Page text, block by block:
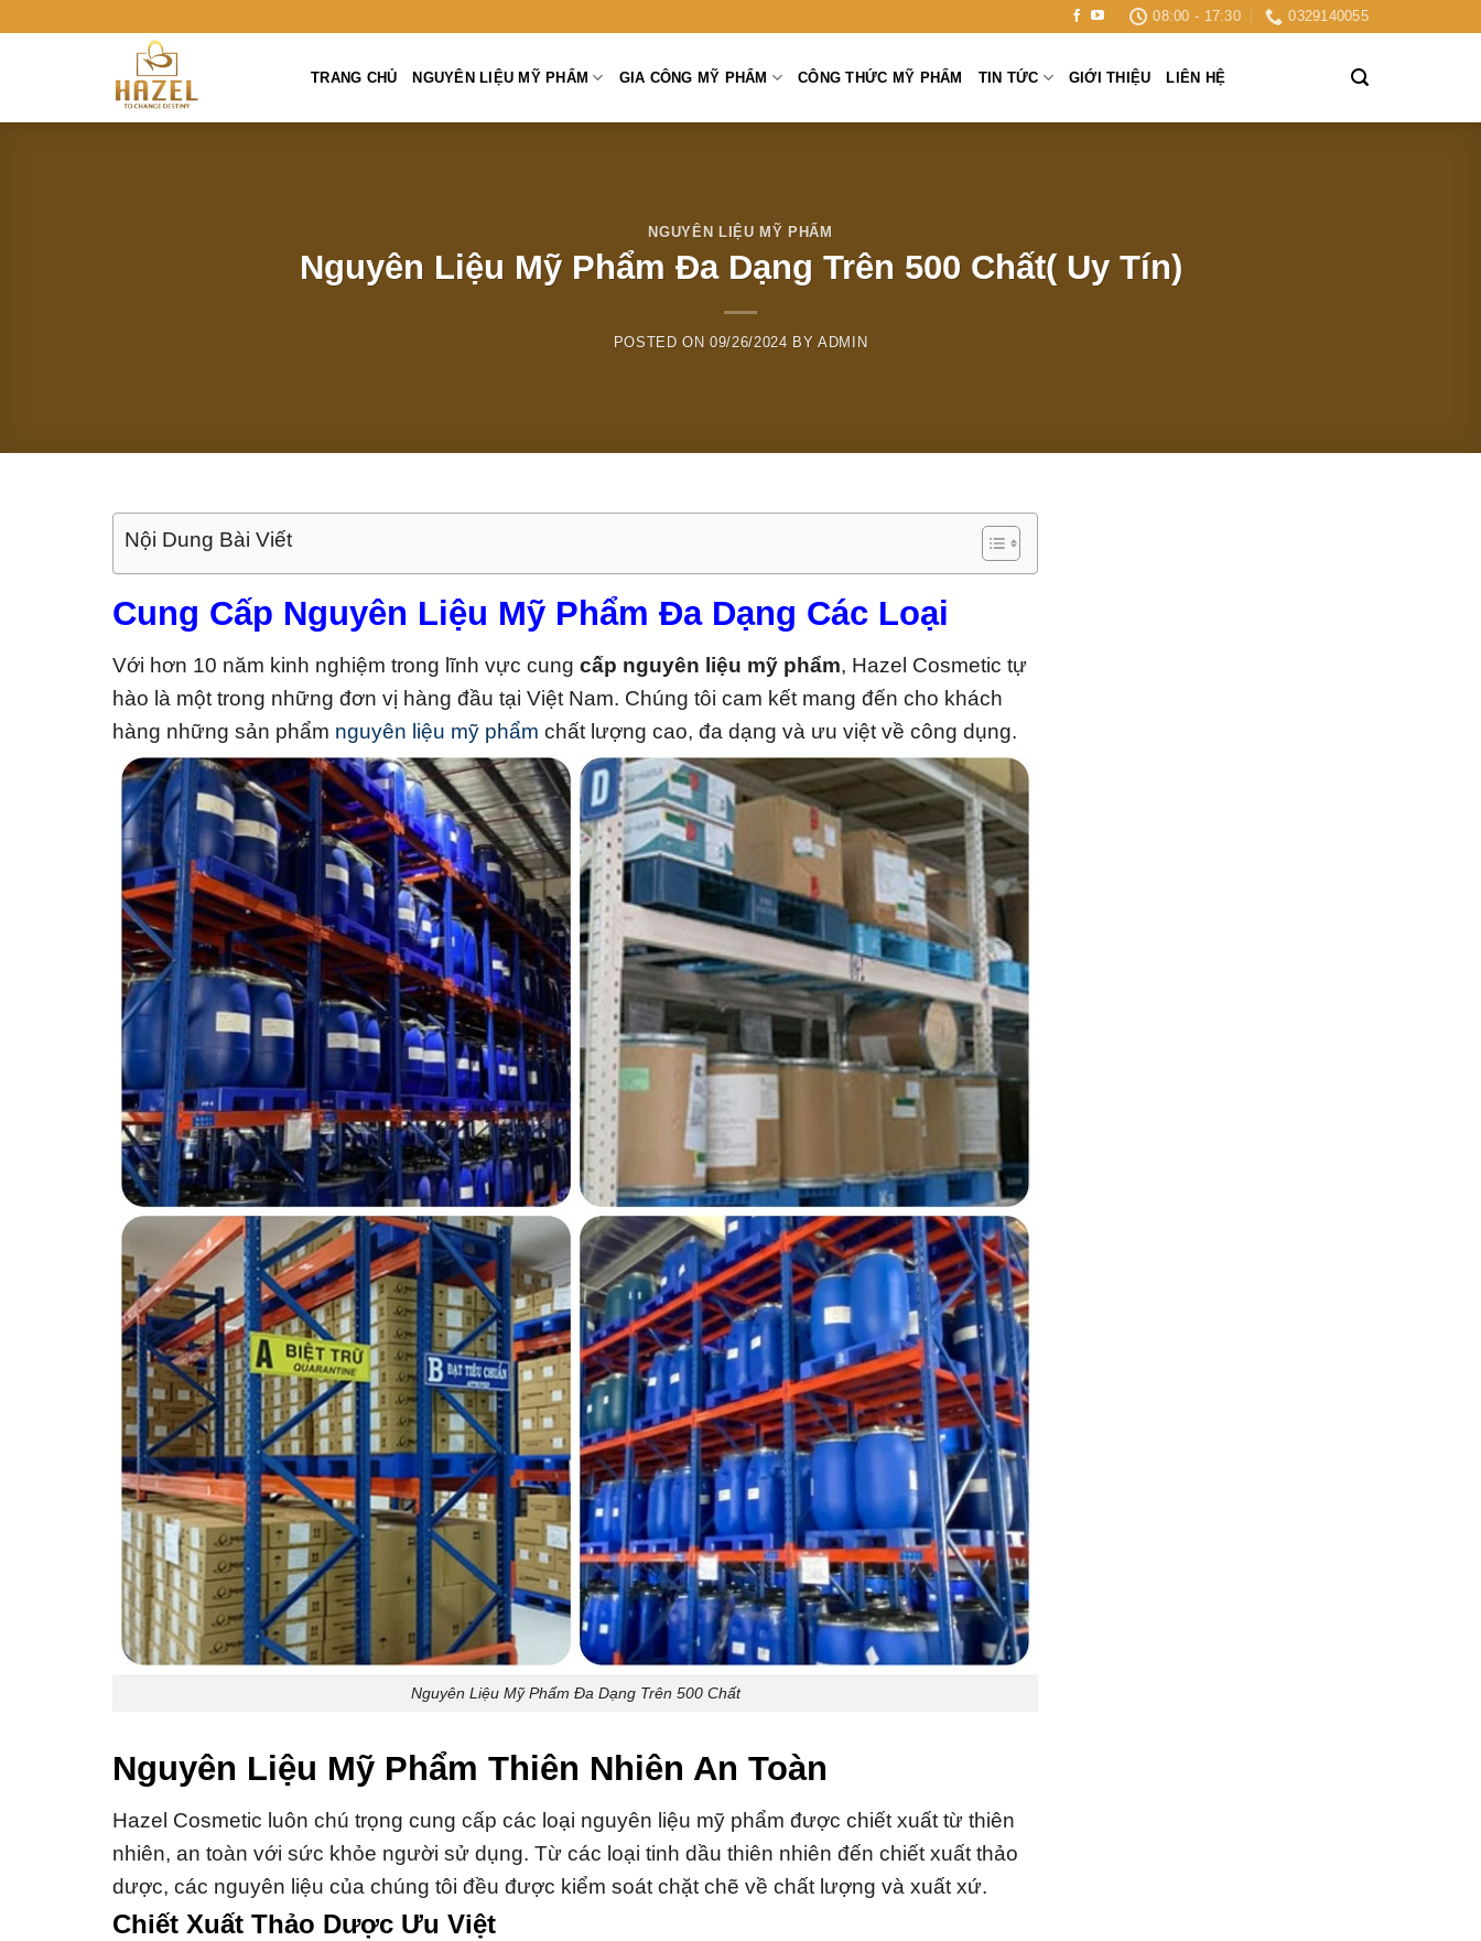
08:00 - 17:30 0329140055
TRANG CHỦ NGUYÊN LIỆU MỸ PHẨM GIA CÔNG MỸ PHẨM CÔNG THỨC MỸ PHẨM TIN TỨC GIỚI THIỆU LIÊN HỆ
NGUYÊN LIỆU MỸ PHẨM
Nguyên Liệu Mỹ Phẩm Đa Dạng Trên 500 Chất( Uy Tín)
POSTED ON09/26/2024 BYADMIN
Nội Dung Bài Viết
Cung Cấp Nguyên Liệu Mỹ Phẩm Đa Dạng Các Loại
Với hơn 10 năm kinh nghiệm trong lĩnh vực cung cấp nguyên liệu mỹ phẩm, Hazel Cosmetic tự
hào là một trong những đơn vị hàng đầu tại Việt Nam. Chúng tôi cam kết mang đến cho khách
hàng những sản phẩm nguyên liệu mỹ phẩm chất lượng cao, đa dạng và ưu việt về công dụng.
Nguyên Liệu Mỹ Phẩm Đa Dạng Trên 500 Chất
Nguyên Liệu Mỹ Phẩm Thiên Nhiên An Toàn
Hazel Cosmetic luôn chú trọng cung cấp các loại nguyên liệu mỹ phẩm được chiết xuất từ thiên
nhiên, an toàn với sức khỏe người sử dụng. Từ các loại tinh dầu thiên nhiên đến chiết xuất thảo
dược, các nguyên liệu của chúng tôi đều được kiểm soát chặt chẽ về chất lượng và xuất xứ.
Chiết Xuất Thảo Dược Ưu Việt